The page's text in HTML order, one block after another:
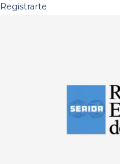
Registrarte